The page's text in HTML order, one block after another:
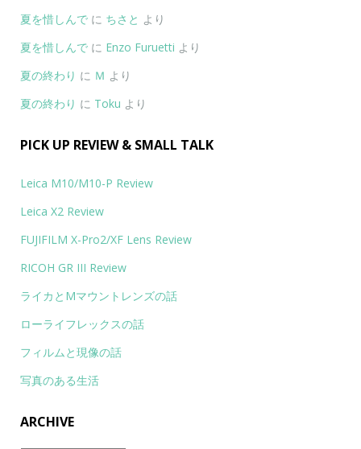
夏を惜しんで に ちさと より
夏を惜しんで に Enzo Furuetti より
夏の終わり に Ｍ より
夏の終わり に Toku より
PICK UP REVIEW & SMALL TALK
Leica M10/M10-P Review
Leica X2 Review
FUJIFILM X-Pro2/XF Lens Review
RICOH GR III Review
ライカとMマウントレンズの話
ローライフレックスの話
フィルムと現像の話
写真のある生活
ARCHIVE